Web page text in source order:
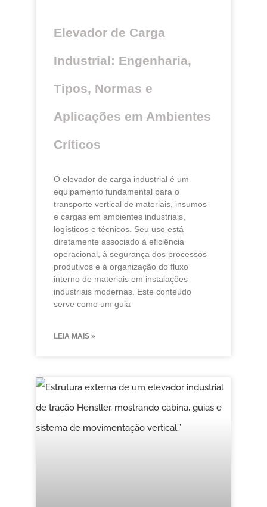
Elevador de Carga
Industrial: Engenharia,
Tipos, Normas e
Aplicações em Ambientes
Críticos
O elevador de carga industrial é um
equipamento fundamental para o
transporte vertical de materiais, insumos
e cargas em ambientes industriais,
logísticos e técnicos. Seu uso está
diretamente associado à eficiência
operacional, à segurança dos processos
produtivos e à organização do fluxo
interno de materiais em instalações
industriais modernas. Este conteúdo
serve como um guia
LEIA MAIS »